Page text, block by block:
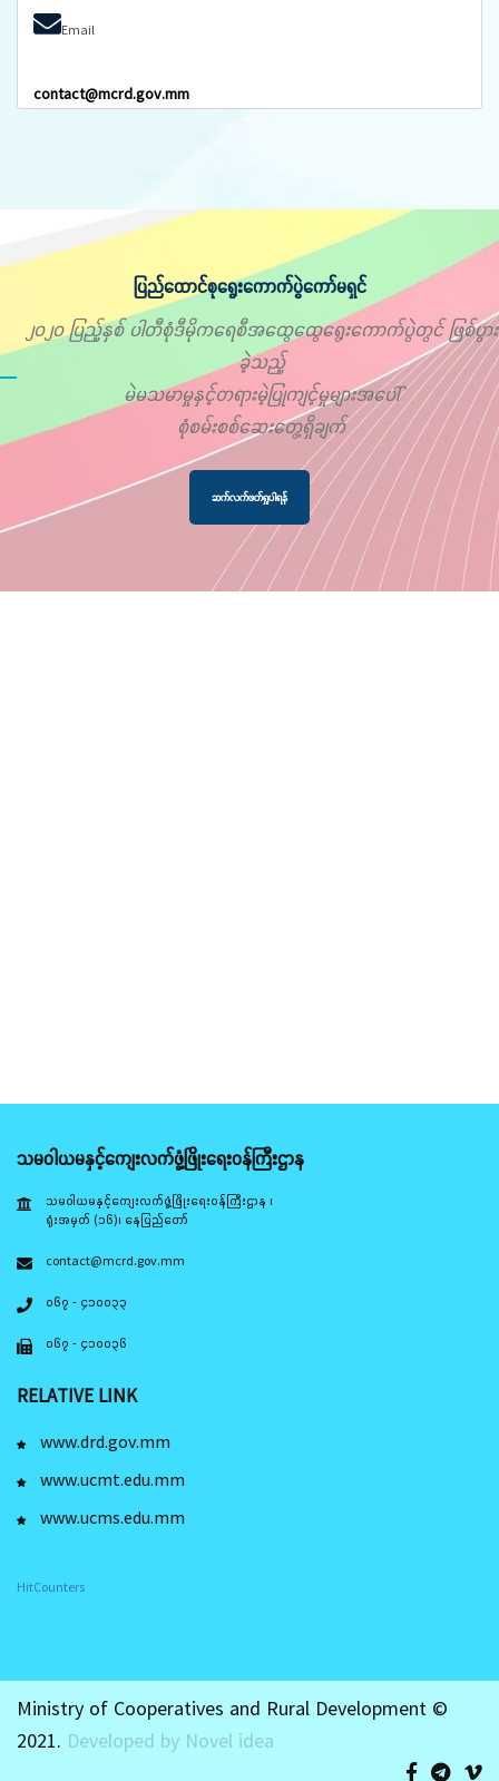
Email
contact@mcrd.gov.mm
ပြည်ထောင်စုရွေးကောက်ပွဲကော်မရှင်
၂၀၂၀ ပြည့်နှစ် ပါတီစုံဒီမိုကရေစီအထွေထွေရွေးကောက်ပွဲတွင် ဖြစ်ပွား
ခဲ့သည့်
မဲမသမာမှုနှင့်တရားမဲ့ပြုကျင့်မှုများအပေါ်
စုံစမ်းစစ်ဆေးတွေ့ရှိချက်
ဆက်လက်ဖတ်ရှုပါရန်
သမဝါယမနှင့်ကျေးလက်ဖွံ့ဖြိုးရေးဝန်ကြီးဌာန
သမဝါယမနှင့်ကျေးလက်ဖွံ့ဖြိုးရေးဝန်ကြီးဌာန ၊
ရုံးအမှတ် (၁၆)၊ နေပြည်တော်
contact@mcrd.gov.mm
၀၆၇ - ၄၁၀၀၃၃
၀၆၇ - ၄၁၀၀၃၆
RELATIVE LINK
www.drd.gov.mm
www.ucmt.edu.mm
www.ucms.edu.mm
HitCounters
Ministry of Cooperatives and Rural Development ©
2021. Developed by Novel idea